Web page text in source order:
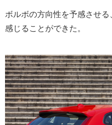
ボルボの方向性を予感させ
感じることができた。